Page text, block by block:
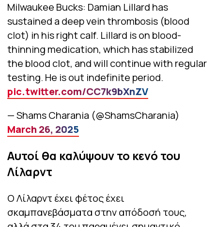
Milwaukee Bucks: Damian Lillard has
sustained a deep vein thrombosis (blood
clot) in his right calf. Lillard is on blood-
thinning medication, which has stabilized
the blood clot, and will continue with regular
testing. He is out indefinite period.
pic.twitter.com/CC7k9bXnZV
— Shams Charania (@ShamsCharania)
March 26, 2025
Αυτοί θα καλύψουν το κενό του
Λίλαρντ
Ο Λίλαρντ έχει φέτος έχει
σκαμπανεβάσματα στην απόδοσή τους,